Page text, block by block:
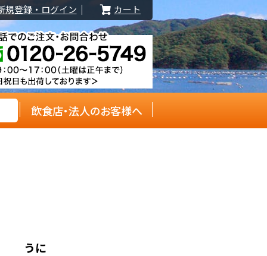
規登録・ログイン カート
飲食店・法人のお客様へ
うに